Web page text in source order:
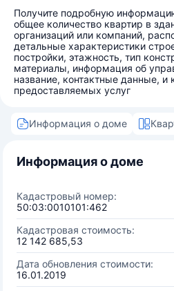
Получите подробную
общее количество квартир в
организаций или компаний,
детальные характеристики
постройки, этажность, тип
материалы, информация об
название, контактные данные, и
предоставляемых услуг
Информация о доме
Информация о доме
Кадастровый номер:
50:03:0010101:462
Кадастровая стоимость:
12 142 685,53
Дата обновления стоимости:
16.01.2019